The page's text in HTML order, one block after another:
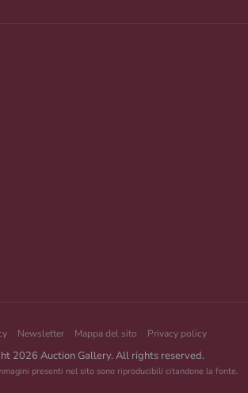
Newsletter Mappa del sito Privacy policy
2026 Auction Gallery. All rights reserved.
presenti nel sito sono riproducibili citandone la fonte.